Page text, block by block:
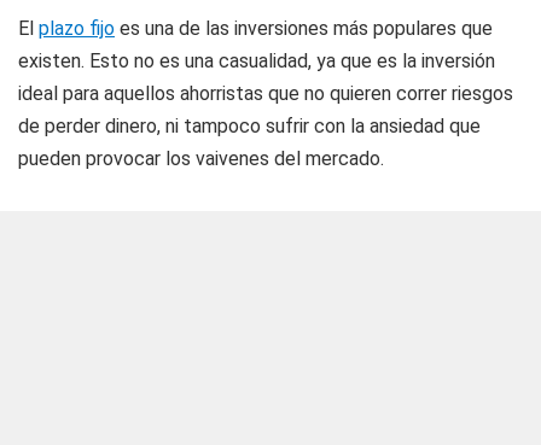
El plazo fijo es una de las inversiones más populares que
existen. Esto no es una casualidad, ya que es la inversión
ideal para aquellos ahorristas que no quieren correr riesgos
de perder dinero, ni tampoco sufrir con la ansiedad que
pueden provocar los vaivenes del mercado.